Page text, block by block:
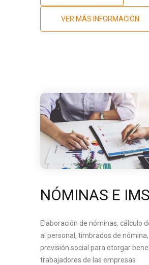
VER MÁS INFORMACIÓN
NÓMINAS E
Elaboración de nóminas, cálculo
al personal, timbrados de
previsión social para otorgar
trabajadores de las empresas